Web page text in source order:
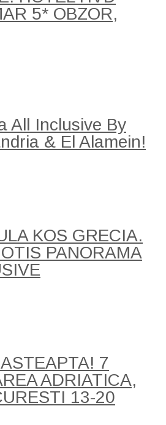
5* OBZOR,
All Inclusive By
& El Alamein!
KOS GRECIA.
PANORAMA
7
ADRIATICA,
13-20